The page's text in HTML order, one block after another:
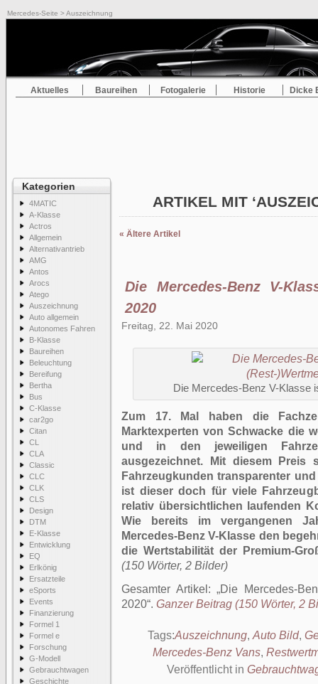
Mercedes-Seite > Auszeichnung
Aktuelles Baureihen Fotogalerie Historie Dicke
Kategorien
4MATIC
A-Klasse
Actros
Allgemein
Alternativantrieb
AMG
Antos
Arocs
Atego
Auszeichnung
Auto allgemein
Autonomes Fahren
B-Klasse
Baureihen
Beleuchtung
Bereifung
Bertha
Bus
C-Klasse
car2go
Citan
CL
CLA
Classic
CLC
CLK
CLS
Design
DTM
E-Klasse
Entwicklung
EQ
Erlkönig
Ersatzteile
eSports
Events
Finanzierung
Formel 1
Formel e
Forschung
G-Modell
Gebrauchtwagen
Geschichte
ARTIKEL MIT
« Ältere Artikel
Die Mercedes-Benz V-
2020
Freitag, 22. Mai 2020
Die Mercedes-Benz V-Klasse
Zum 17. Mal haben die
Marktexperten von Schwacke die
und in den jeweiligen
ausgezeichnet. Mit diesem Preis
Fahrzeugkunden transparenter
ist dieser doch für viele
relativ übersichtlichen laufenden
Wie bereits im vergangenen
Mercedes-Benz V-Klasse den
die Wertstabilität der Premium-
(150 Wörter, 2 Bilder)
Gesamter Artikel: Die Mercedes-
2020 . Ganzer Beitrag (150 Wörter, 2
Tags:Auszeichnung, Auto Bild,
Mercedes-Benz Vans,
Veröffentlicht in